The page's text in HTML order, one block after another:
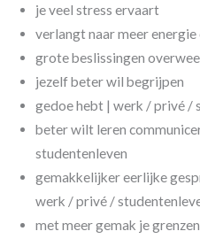
je veel stress ervaart
verlangt naar meer energie
grote beslissingen
jezelf beter wil begrijpen
gedoe hebt | werk / privé /
beter wilt leren
studentenleven
gemakkelijker eerlijke
werk / privé /
met meer gemak je